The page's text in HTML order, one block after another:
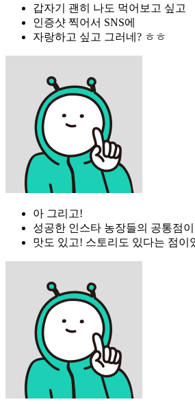
갑자기 괜히 나도 먹어보고 싶고
인증샷 찍어서 SNS에
자랑하고 싶고 그러네? ㅎㅎ
아 그리고!
성공한 인스타 농장들의 공통점이
맛도 있고! 스토리도 있다는 점이